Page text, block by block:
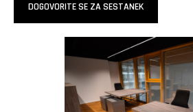
DOGOVORITE SE ZA SESTANEK